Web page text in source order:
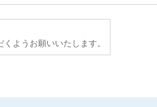
ようお願いいたします。